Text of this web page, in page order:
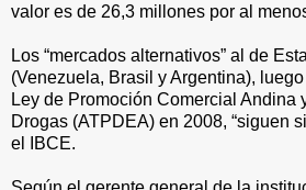
valor es de 26,3 millones por al
Los “mercados alternativos” al de
(Venezuela, Brasil y Argentina),
Ley de Promoción Comercial Andina
Drogas (ATPDEA) en 2008, “siguen
el IBCE.